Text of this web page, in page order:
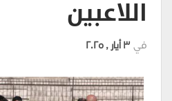
اللاعبين
في 3 أيار , 2025